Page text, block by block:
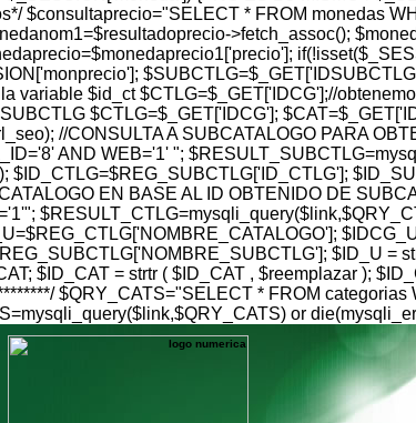
$consultaprecio="SELECT * FROM monedas
>fetch_assoc();
variable $id_ct $CTLG=$_GET['IDCG'];//
$CTLG=$_GET['IDCG'];
//CONSULTA A SUBCATALOGO PARA
AND WEB='1' ";
EN BASE AL ID OBTENIDO DE
$ID_U =
$ID_CAT = strtr ( $ID_CAT , $reemplazar );
$QRY_CATS="SELECT * FROM
or